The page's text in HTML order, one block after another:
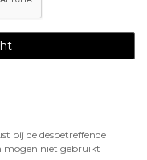
bij de desbetreffende
mogen niet gebruikt